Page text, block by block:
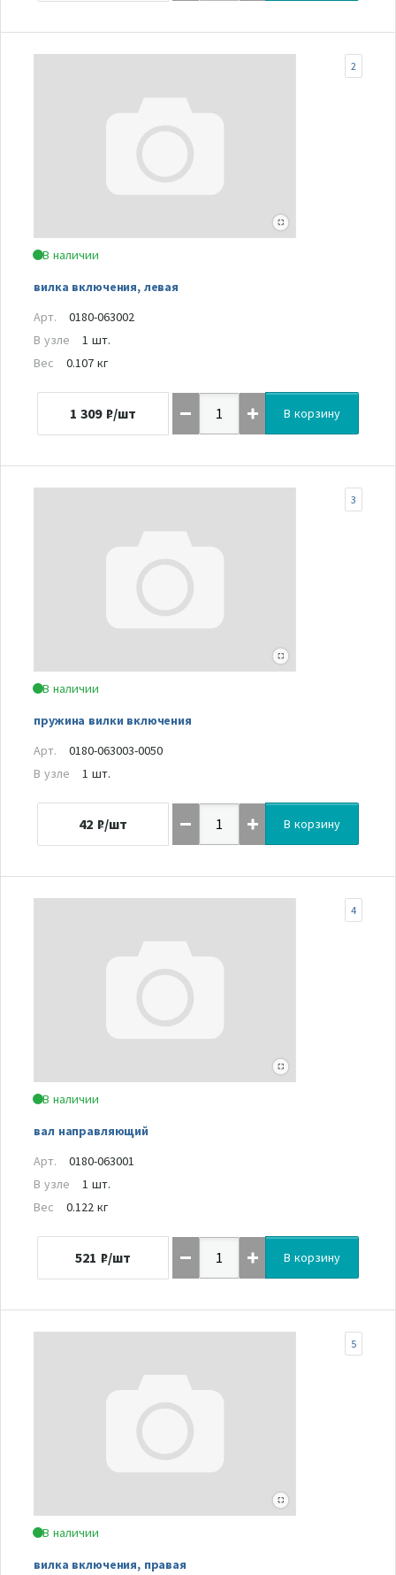
В наличии
вилка включения, левая
2
Арт.
0180-063002
В узле
1 шт.
Вес
0.107 кг
1 309 ₽/шт В корзину
В наличии
пружина вилки включения
3
Арт.
0180-063003-0050
В узле
1 шт.
42 ₽/шт В корзину
В наличии
вал направляющий
4
Арт.
0180-063001
В узле
1 шт.
Вес
0.122 кг
521 ₽/шт В корзину
В наличии
вилка включения, правая
5